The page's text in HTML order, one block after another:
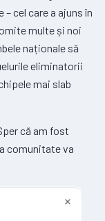
– cel care a ajuns în
multe și noi
naționale să
eliminatorii
mai slab
că am fost
comunitate va